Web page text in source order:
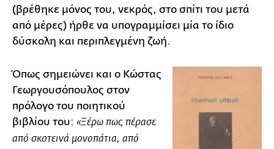
(βρέθηκε μόνος του, νεκρός, στο σπίτι του μετά
από μέρες) ήρθε να υπογραμμίσει μία το ίδιο
δύσκολη και περιπλεγμένη ζωή.
Όπως σημειώνει και ο Κώστας
Γεωργουσόπουλος στον
πρόλογο του ποιητικού
βιβλίου του: «Ξέρω πως πέρασε
από σκοτεινά μονοπάτια, από